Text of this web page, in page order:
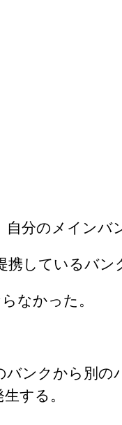
分のメインバ
携しているバン
なかった。
バンクから別
する。